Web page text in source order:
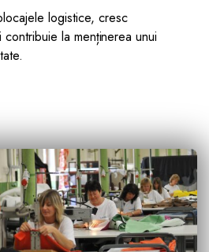
logistice, cresc
la menținerea unui